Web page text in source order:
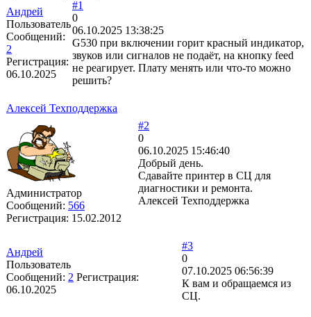
Андрей
Пользователь
Сообщений:
2
Регистрация:
06.10.2025
#1
0
06.10.2025 13:38:25
G530 при включении горит красный индикатор,
звуков или сигналов не подаёт, на кнопку feed
не реагирует. Плату менять или что-то можно
решить?
Алексей Техподдержка
Администратор
Сообщений: 566
Регистрация: 15.02.2012
#2
0
06.10.2025 15:46:40
Добрый день.
Сдавайте принтер в СЦ для
диагностики и ремонта.
Алексей Техподдержка
Андрей
Пользователь
Сообщений: 2 Регистрация:
06.10.2025
#3
0
07.10.2025 06:56:39
К вам и обращаемся из
СЦ.